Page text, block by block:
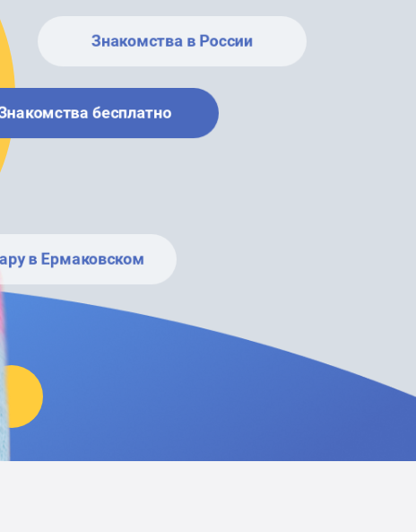
Знакомства в России
бесплатно
в Ермаковском